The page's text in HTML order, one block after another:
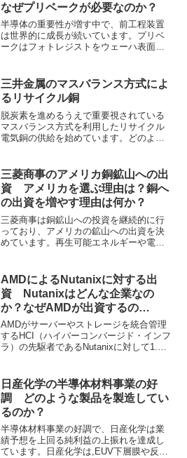
なぜプリベークが必要なのか？
半導体の重要性が増す中で、前工程装置
は世界的に成長が続いています。プリベ
ークはフォトレジストをウェーハ表面に
露光工程の精度や安定性をあげるため、
非常に重要な工程です。どのような工程
があり、どのような装置が使用されるの
かを知ることができます。
三井金属のマスバランス方式によ
るリサイクル銅
脱炭素を進めるうえで重要視されている
マスバランス方式を利用したリサイクル
電気銅の供給を始めています。どのよう
三菱商事のアメリカ銅鉱山への出
資 アメリカを選ぶ理由は？銅へ
の出資を増やす理由は何か？
三菱商事は銅鉱山への投資を継続的に行
っており、アメリカの鉱山への出資を決
めています。再生可能エネルギーや電気
ています。アメリカへの出資を決めた理
由などを知ることができます。
AMDによるNutanixに対する出
資 Nutanixはどんな企業なの
か？なぜAMDが出資するの
か？
AMDがサーバーやストレージを統合管理
するHCI（ハイパーコンバージド・インフ
ラ）の先駆者であるNutanixに対して1.5
資するのかを知ることができます。
日産化学の半導体材料事業の好
調 どのような製品を製造してい
るのか？
半導体材料事業の好調で、日産化学は業
績予想を上回る純利益の上振れを達成し
ています。日産化学は,EUV下層膜や反射